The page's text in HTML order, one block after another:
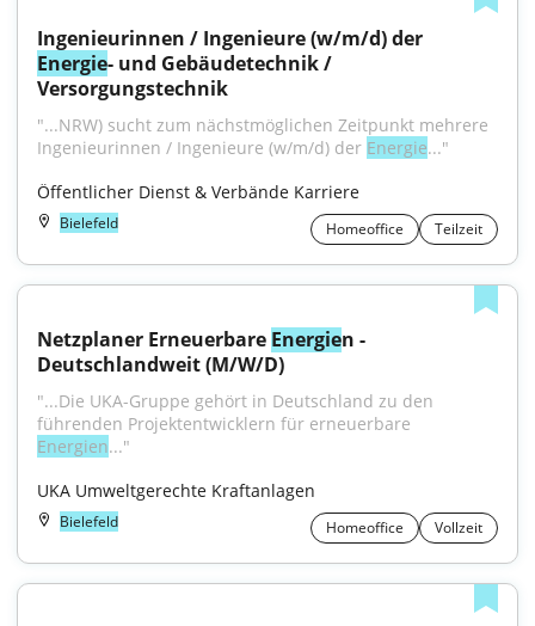
Energie- und Gebäudetechnik /
Versorgungstechnik
"...NRW) sucht zum nächstmöglichen Zeitpunkt mehrere
Ingenieurinnen / Ingenieure (w/m/d) der Energie..."
Öffentlicher Dienst & Verbände Karriere
Bielefeld Homeoffice Teilzeit
Netzplaner Erneuerbare Energien -
Deutschlandweit (M/W/D)
"...Die UKA-Gruppe gehört in Deutschland zu den
Energien..."
UKA Umweltgerechte Kraftanlagen
Bielefeld Homeoffice Vollzeit